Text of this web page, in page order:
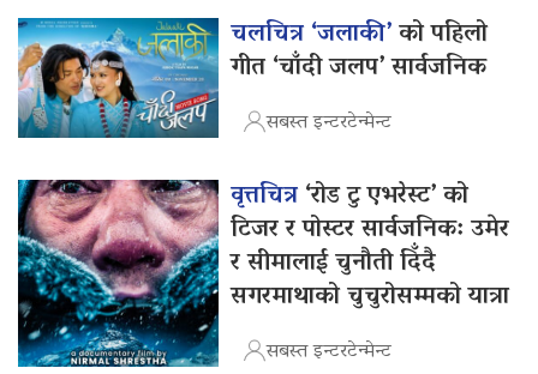
चलचित्र ‘जलाकी’को पहिलो
गीत ‘चाँदी जलप’ सार्वजनिक
सबस्त इन्टरटेन्मेन्ट
वृत्तचित्र‘रोड टु एभरेस्ट’ को
टिजर र पोस्टर सार्वजनिक: उमेर
र सीमालाई चुनौती दिँदै
सगरमाथाको चुचुरोसम्मको यात्रा
सबस्त इन्टरटेन्मेन्ट